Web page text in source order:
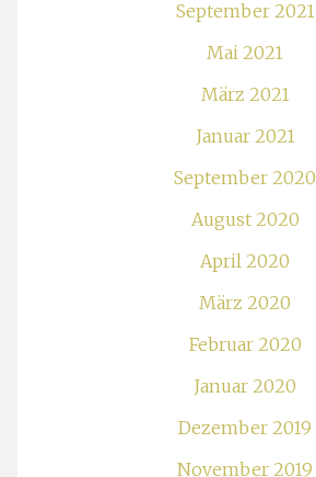
September 2021
Mai 2021
März 2021
Januar 2021
September 2020
August 2020
April 2020
März 2020
Februar 2020
Januar 2020
Dezember 2019
November 2019